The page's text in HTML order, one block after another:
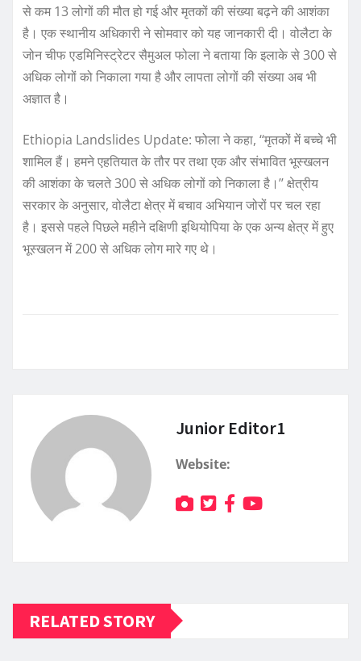
से कम 13 लोगों की मौत हो गई और मृतकों की संख्या बढ़ने की आशंका
है। एक स्थानीय अधिकारी ने सोमवार को यह जानकारी दी। वोलैटा के
जोन चीफ एडमिनिस्ट्रेटर सैमुअल फोला ने बताया कि इलाके से 300 से
अधिक लोगों को निकाला गया है और लापता लोगों की संख्या अब भी
अज्ञात है।
Ethiopia Landslides Update: फोला ने कहा, ‘‘मृतकों में बच्चे भी
शामिल हैं। हमने एहतियात के तौर पर तथा एक और संभावित भूस्खलन
की आशंका के चलते 300 से अधिक लोगों को निकाला है।’’ क्षेत्रीय
सरकार के अनुसार, वोलैटा क्षेत्र में बचाव अभियान जोरों पर चल रहा
है। इससे पहले पिछले महीने दक्षिणी इथियोपिया के एक अन्य क्षेत्र में हुए
भूस्खलन में 200 से अधिक लोग मारे गए थे।
Junior Editor1
Website:
RELATED STORY